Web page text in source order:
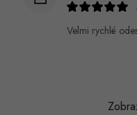
Velmi rychlé